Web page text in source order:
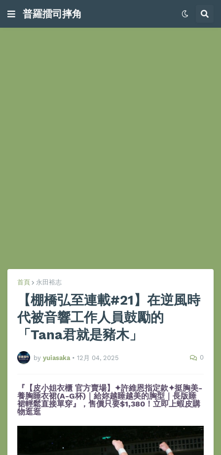
普羅擂司摔角
首頁 永田裕志
【棚橋弘至連載#21】在逆風時
代被音響工作人員鼓勵的
「Tana君就是豬木」
by yuiasaka • 12月 04, 2025 0
『【皮小姐衣櫃 官方賣場】✦許維恩指定款✦挺胸美-
養胸睡衣裙(A-G杯)｜給妳越睡越美的胸型｜長版睡
裙輕鬆直接單穿』，售價只要$1,380！立即上蝦皮購
物逛逛